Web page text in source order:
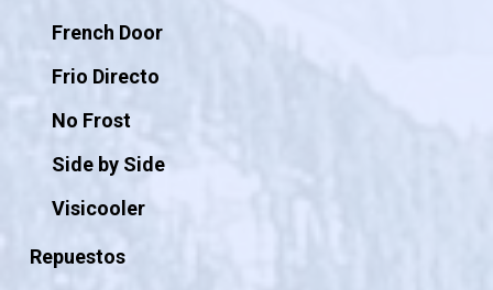
French Door
Frio Directo
No Frost
Side by Side
Visicooler
Repuestos